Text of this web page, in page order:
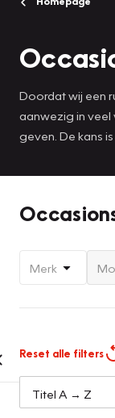
Doordat wij een
aanwezig in veel
geven. De kans
Merk
Reset alle filters